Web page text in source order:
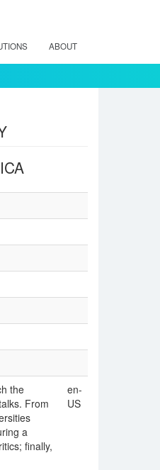
ABOUT
the
From
a
finally,
en-
US